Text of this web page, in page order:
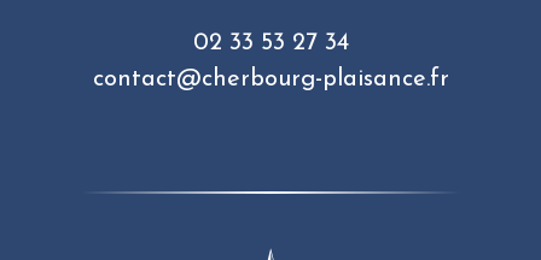
02 33 53 27 34
contact@cherbourg-plaisance.fr